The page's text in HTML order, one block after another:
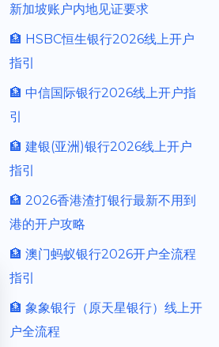
新加坡账户内地见证要求
🏦 HSBC恒生银行2026线上开户
指引
🏦 中信国际银行2026线上开户指
引
🏦 建银(亚洲)银行2026线上开户
指引
🏦 2026香港渣打银行最新不用到
港的开户攻略
🏦 澳门蚂蚁银行2026开户全流程
指引
🏦 象象银行（原天星银行）线上开
户全流程